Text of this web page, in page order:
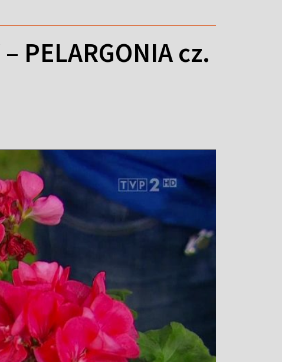
PELARGONIA cz.